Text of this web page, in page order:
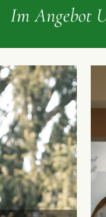
Im Angebot